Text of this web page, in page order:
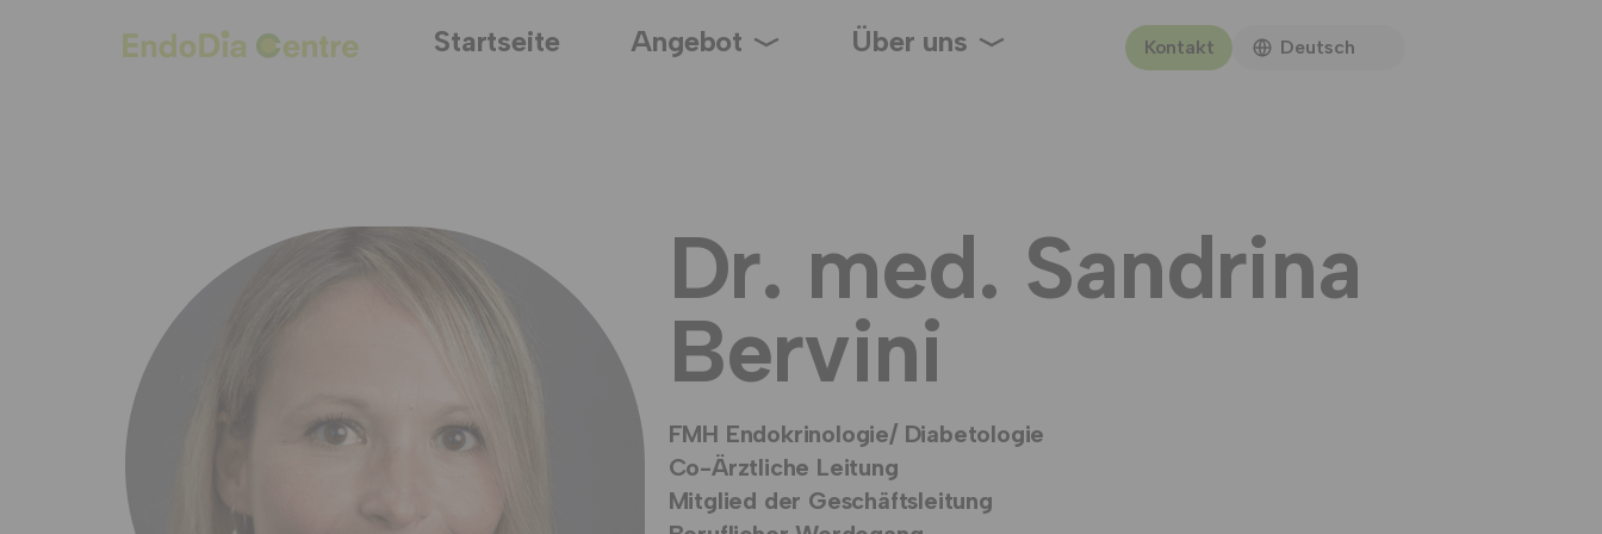
Startseite Angebot Über uns Kontakt Deutsch
Dr. med. Sandrina
Bervini
FMH Endokrinologie/ Diabetologie
Co-Ärztliche Leitung
Mitglied der Geschäftsleitung